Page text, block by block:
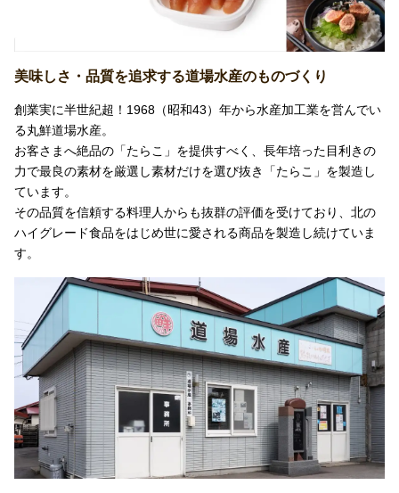
美味しさ・品質を追求する道場水産のものづくり
創業実に半世紀超！1968（昭和43）年から水産加工業を営んでい
る丸鮮道場水産。
お客さまへ絶品の「たらこ」を提供すべく、長年培った目利きの
力で最良の素材を厳選し素材だけを選び抜き「たらこ」を製造し
ています。
その品質を信頼する料理人からも抜群の評価を受けており、北の
ハイグレード食品をはじめ世に愛される商品を製造し続けていま
す。